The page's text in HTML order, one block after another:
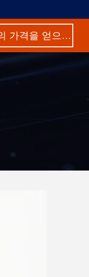
최고의 가격을 얻으십시오